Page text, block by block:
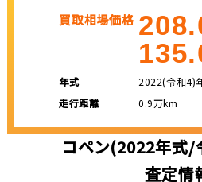
買取相場価格
年式
2022(令和4)
走行距離
0.9万km
コペン(2022年式/
査定情